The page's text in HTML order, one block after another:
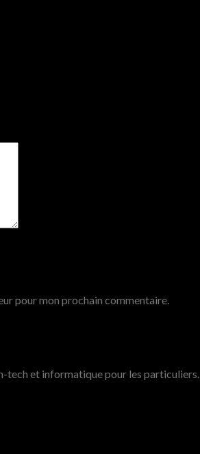
pour mon prochain commentaire.
tech et informatique pour les particuliers.